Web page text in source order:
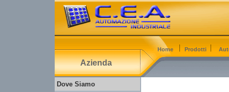
Azienda
Home Prodotti
Dove Siamo